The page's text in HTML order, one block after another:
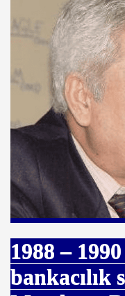
1988 – 1990
bankacılık
YENİCE
Hande